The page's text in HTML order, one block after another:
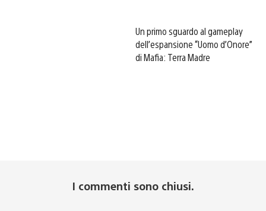
Un primo sguardo al gameplay
dell’espansione “Uomo d’Onore”
di Mafia: Terra Madre
I commenti sono chiusi.